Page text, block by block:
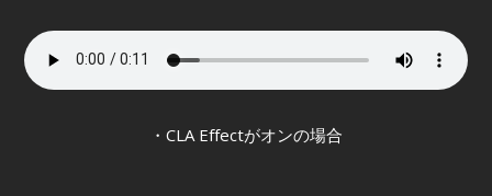
・CLA Effectがオンの場合